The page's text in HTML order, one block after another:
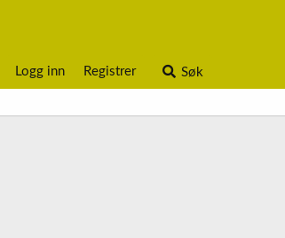
Logg inn Registrer Søk